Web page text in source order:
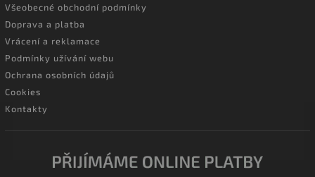
Všeobecné obchodní podmínky
Doprava a platba
Vrácení a reklamace
Podmínky užívání webu
Ochrana osobních údajů
Cookies
Kontakty